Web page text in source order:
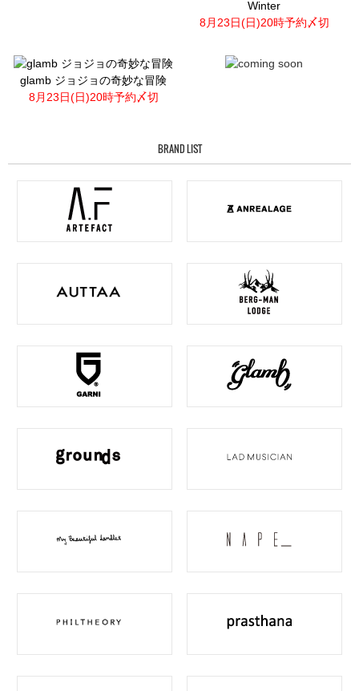
Winter
8月23日(日)20時予約〆切
glamb ジョジョの奇妙な冒険
8月23日(日)20時予約〆切
BRAND LIST